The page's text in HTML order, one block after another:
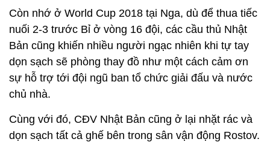
Còn nhớ ở World Cup 2018 tại Nga, dù để thua tiếc
nuối 2-3 trước Bỉ ở vòng 16 đội, các cầu thủ Nhật
Bản cũng khiến nhiều người ngạc nhiên khi tự tay
dọn sạch sẽ phòng thay đồ như một cách cảm ơn
sự hỗ trợ tới đội ngũ ban tổ chức giải đấu và nước
chủ nhà.
Cùng với đó, CĐV Nhật Bản cũng ở lại nhặt rác và
dọn sạch tất cả ghế bên trong sân vận động Rostov.